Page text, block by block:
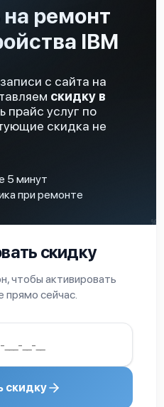
720 (9831-AS2)
710 (9830-AS1)
V7000 Unified
ремонт
IBM
с сайта на
скидку в
прайс услуг по
скидка не
5 минут
при ремонте
скидку
чтобы активировать
сейчас.
скидку